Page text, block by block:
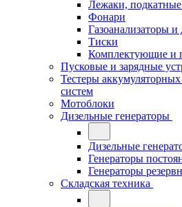
Лежаки, подкатные
Фонари
Газоанализаторы
Тиски
Комплектующие и
Пусковые и зарядные
Тестеры
систем
Мотоблоки
Дизельные генераторы
Дизельные
Генераторы
Генераторы
Складская техника